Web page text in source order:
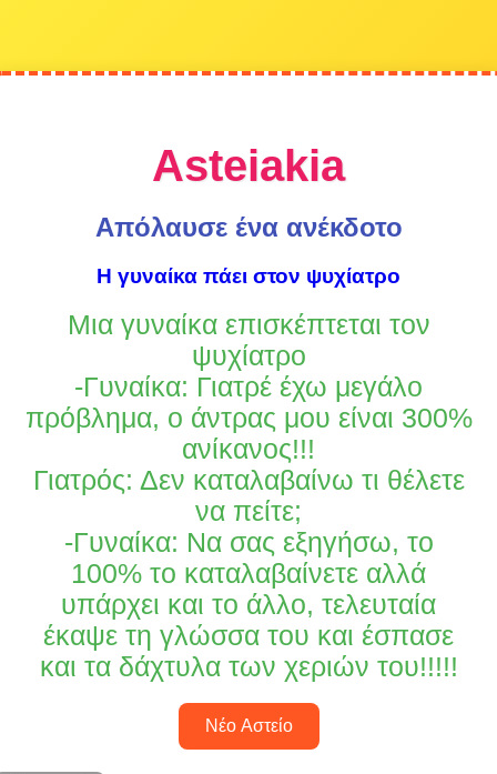
Asteiakia
Απόλαυσε ένα ανέκδοτο
Η γυναίκα πάει στον ψυχίατρο
Μια γυναίκα επισκέπτεται τον
ψυχίατρο
-Γυναίκα: Γιατρέ έχω μεγάλο
πρόβλημα, ο άντρας μου είναι 300%
ανίκανος!!!
Γιατρός: Δεν καταλαβαίνω τι θέλετε
να πείτε;
-Γυναίκα: Να σας εξηγήσω, το
100% το καταλαβαίνετε αλλά
υπάρχει και το άλλο, τελευταία
έκαψε τη γλώσσα του και έσπασε
και τα δάχτυλα των χεριών του!!!!!
Νέο Αστείο